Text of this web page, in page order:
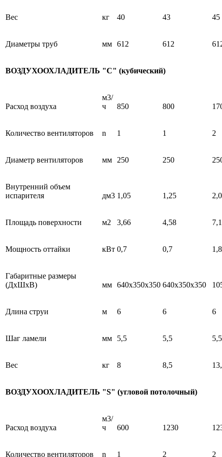
Вес кг 40 43 45
Диаметры труб мм 612 612
ВОЗДУХООХЛАДИТЕЛЬ "С" (кубический)
Расход воздуха
м3/
ч
850 800
Количество вентиляторов n 1 1 2
Диаметр вентиляторов мм 250 250
Внутренний объем
испарителя
дм3 1,05 1,25
Площадь поверхности м2 3,66 4,58
Мощность оттайки кВт 0,7 0,7 1,8
Габаритные размеры
(ДхШхВ)
мм 640x350x350 640x350x350
Длина струи м 6 6 6
Шаг ламели мм 5,5 5,5 5,5
Вес кг 8 8,5
ВОЗДУХООХЛАДИТЕЛЬ "S" (угловой потолочный)
Расход воздуха
м3/
ч
600 1230
Количество вентиляторов n 1 2 2